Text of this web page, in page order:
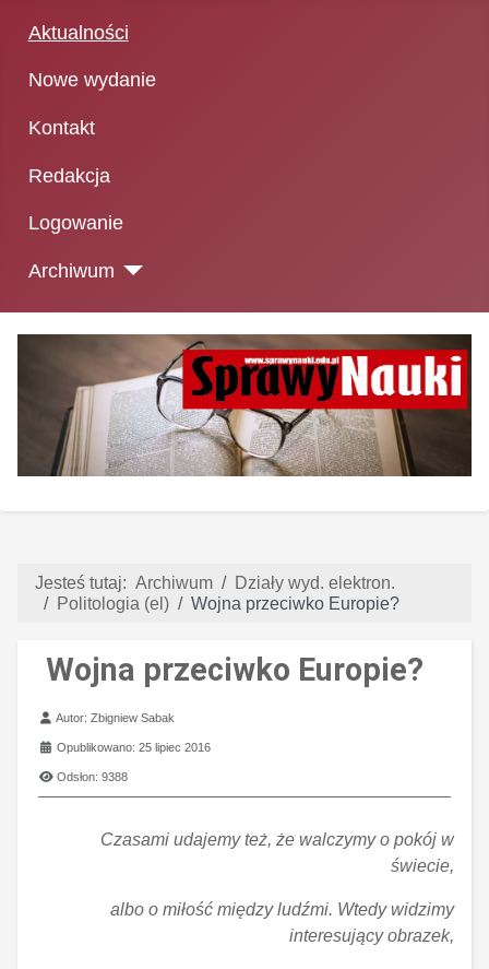
Aktualności
Nowe wydanie
Kontakt
Redakcja
Logowanie
Archiwum
Jesteś tutaj: Archiwum
Działy wyd. elektron.
Politologia (el)
Wojna przeciwko Europie?
Wojna przeciwko Europie?
Szczegóły
Autor:Zbigniew Sabak
Opublikowano: 25 lipiec 2016
Odsłon: 9388
Czasami udajemy też, że walczymy o pokój w
świecie,
albo o miłość między ludźmi. Wtedy widzimy
interesujący obrazek,